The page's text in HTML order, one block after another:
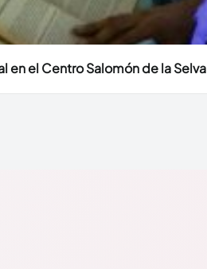
en el Centro Salomón de la Selva